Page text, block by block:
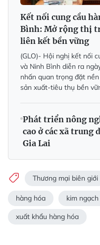
Kết nối cung cầu
Bình: Mở rộng thị
liên kết bền vững
(GLO)- Hội nghị kết nối
và Ninh Bình diễn ra
nhấn quan trọng đặt
sản xuất-tiêu thụ bền
Phát triển nông
cao ở các xã trung
Gia Lai
Thương mại biên giới
hàng hóa kim
xuất khẩu hàng hóa